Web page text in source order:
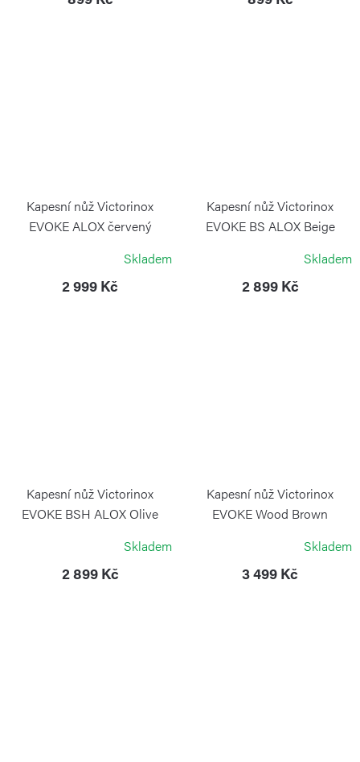
Kapesní nůž Victorinox
EVOKE ALOX červený
Skladem
2 999 Kč
Kapesní nůž Victorinox
EVOKE BS ALOX Beige
Skladem
2 899 Kč
Kapesní nůž Victorinox
EVOKE BSH ALOX Olive
Skladem
2 899 Kč
Kapesní nůž Victorinox
EVOKE Wood Brown
Skladem
3 499 Kč